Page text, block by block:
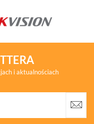
i aktualnościach